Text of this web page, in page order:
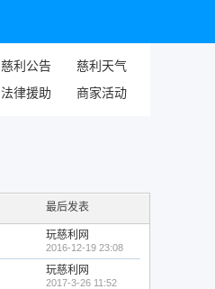
慈利公告
慈利天气
法律援助 商家活动
最后发表
玩慈利网
2016-12-19 23:08
玩慈利网
2017-3-26 11:52